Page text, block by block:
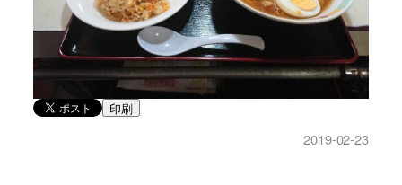
印刷
2019-02-23